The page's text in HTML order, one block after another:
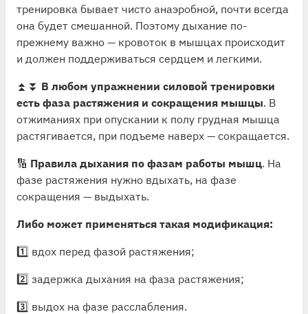
тренировка бывает чисто анаэробной, почти всегда
она будет смешанной. Поэтому дыхание по-
прежнему важно — кровоток в мышцах происходит
и должен поддерживаться сердцем и легкими.
⏫⏬ В любом упражнении силовой тренировки
есть фаза растяжения и сокращения мышцы. В
отжиманиях при опускании к полу грудная мышца
растягивается, при подъеме наверх — сокращается.
🔢 Правила дыхания по фазам работы мышц. На
фазе растяжения нужно вдыхать, на фазе
сокращения — выдыхать.
Либо может применяться такая модификация:
1️⃣ вдох перед фазой растяжения;
2️⃣ задержка дыхания на фаза растяжения;
3️⃣ выдох на фазе расслабления.